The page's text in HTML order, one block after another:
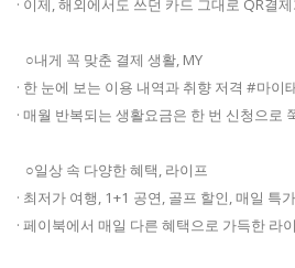
○내게 꼭 맞춘 결제 생활, MY
· 한 눈에 보는 이용 내역과 취향 저격 #마이
· 매월 반복되는 생활요금은 한 번 신청으로
○일상 속 다양한 혜택, 라이프
· 최저가 여행, 1+1 공연, 골프 할인, 매일 특
· 페이북에서 매일 다른 혜택으로 가득한 라